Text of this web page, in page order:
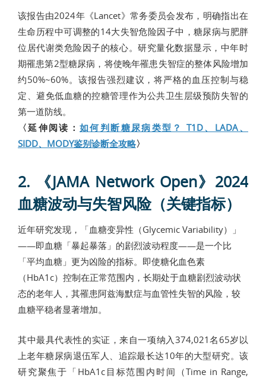
该报告由2024年《Lancet》常务委员会发布，明确指出在
生命历程中可调整的14大失智危险因子中，糖尿病与肥胖
位居代谢类危险因子的核心。研究量化数据显示，中年时
期罹患第2型糖尿病，将使晚年罹患失智症的整体风险增加
约50%~60%。该报告强烈建议，将严格的血压控制与稳
定、避免低血糖的控糖管理作为公共卫生层级预防失智的
第一道防线。
〈延伸阅读：如何判断糖尿病类型？ T1D、LADA、
SIDD、MODY鉴别诊断全攻略〉
2. 《JAMA Network Open》2024
血糖波动与失智风险（关键指标）
近年研究发现，「血糖变异性（Glycemic Variability）」
——即血糖「暴起暴落」的剧烈波动程度——是一个比
「平均血糖」更为凶险的指标。即使糖化血色素
（HbA1c）控制在正常范围内，长期处于血糖剧烈波动状
态的老年人，其罹患阿兹海默症与血管性失智的风险，较
血糖平稳者显著增加。
其中最具代表性的实证，来自一项纳入374,021名65岁以
上老年糖尿病退伍军人、追踪最长达10年的大型研究。该
研究聚焦于「HbA1c目标范围内时间（Time in Range,